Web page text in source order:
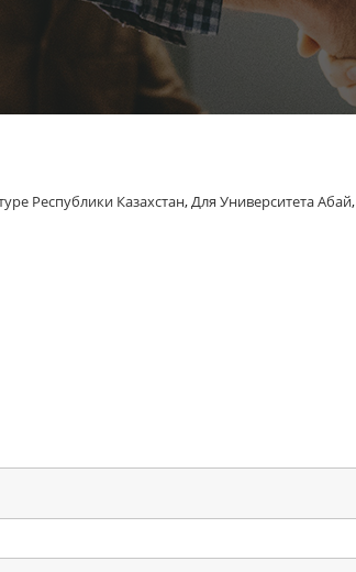
Республики Казахстан,Для Университета Абай,